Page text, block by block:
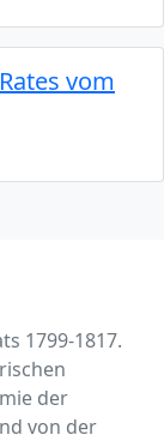
vom
1799-1817.
der
von der